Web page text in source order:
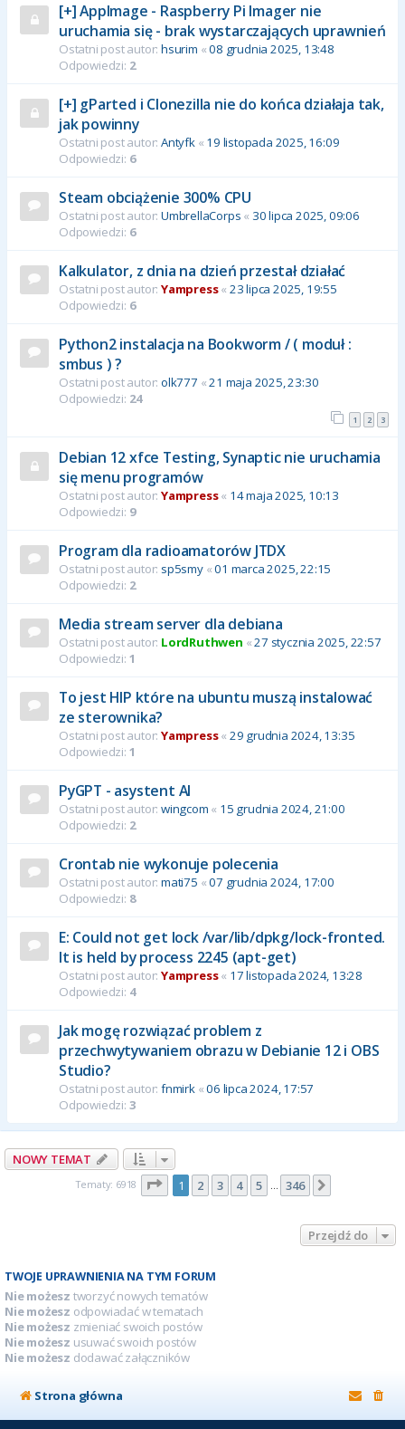
[+] AppImage - Raspberry Pi Imager nie
uruchamia się - brak wystarczających uprawnień
Ostatni post autor: hsurim «08 grudnia 2025, 13:48
Odpowiedzi: 2
[+] gParted i Clonezilla nie do końca działaja tak,
jak powinny
Ostatni post autor: Antyfk« 19 listopada 2025, 16:09
Odpowiedzi: 6
Steam obciążenie 300% CPU
Ostatni post autor: UmbrellaCorps « 30 lipca 2025, 09:06
Odpowiedzi: 6
Kalkulator, z dnia na dzień przestał działać
Ostatni post autor: Yampress« 23 lipca 2025, 19:55
Odpowiedzi: 6
Python2 instalacja na Bookworm / ( moduł :
smbus ) ?
Ostatni post autor: olk777 «21 maja 2025, 23:30
Odpowiedzi: 24
1 2 3
Debian 12 xfce Testing, Synaptic nie uruchamia
się menu programów
Ostatni post autor: Yampress« 14 maja 2025, 10:13
Odpowiedzi: 9
Program dla radioamatorów JTDX
Ostatni post autor: sp5smy«01 marca 2025, 22:15
Odpowiedzi: 2
Media stream server dla debiana
Ostatni post autor: LordRuthwen «27 stycznia 2025, 22:57
Odpowiedzi: 1
To jest HIP które na ubuntu muszą instalować
ze sterownika?
Ostatni post autor: Yampress« 29 grudnia 2024, 13:35
Odpowiedzi: 1
PyGPT - asystent AI
Ostatni post autor: wingcom « 15 grudnia 2024, 21:00
Odpowiedzi: 2
Crontab nie wykonuje polecenia
Ostatni post autor: mati75 «07 grudnia 2024, 17:00
Odpowiedzi: 8
E: Could not get lock /var/lib/dpkg/lock-fronted.
It is held by process 2245 (apt-get)
Ostatni post autor: Yampress« 17 listopada 2024, 13:28
Odpowiedzi: 4
Jak mogę rozwiązać problem z
przechwytywaniem obrazu w Debianie 12 i OBS
Studio?
Ostatni post autor: fnmirk«06 lipca 2024, 17:57
Odpowiedzi: 3
NOWY TEMAT
Tematy: 6918 Strona z346
1 2 3 4 5 … 346
Przejdź do
TWOJE UPRAWNIENIA NA TYM FORUM
Nie możesz tworzyć nowych tematów
Nie możesz odpowiadać w tematach
Nie możesz zmieniać swoich postów
Nie możesz usuwać swoich postów
Nie możesz dodawać załączników
Strona główna